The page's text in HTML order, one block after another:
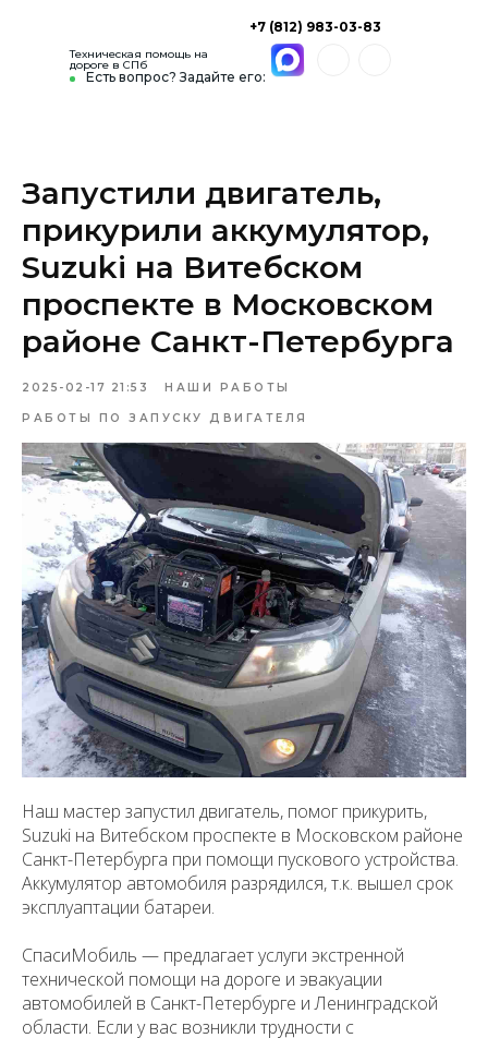
Есть вопрос? Задайте его:
+7 (812) 983-03-83
Техническая помощь на
дороге в СПб
Запустили двигатель,
прикурили аккумулятор,
Suzuki на Витебском
проспекте в Московском
районе Санкт-Петербурга
2025-02-17 21:53 НАШИ РАБОТЫ
РАБОТЫ ПО ЗАПУСКУ ДВИГАТЕЛЯ
Наш мастер запустил двигатель, помог прикурить,
Suzuki на Витебском проспекте в Московском районе
Санкт-Петербурга при помощи пускового устройства.
Аккумулятор автомобиля разрядился, т.к. вышел срок
эксплуаптации батареи.
СпасиМобиль — предлагает услуги экстренной
технической помощи на дороге и эвакуации
автомобилей в Санкт-Петербурге и Ленинградской
области. Если у вас возникли трудности с